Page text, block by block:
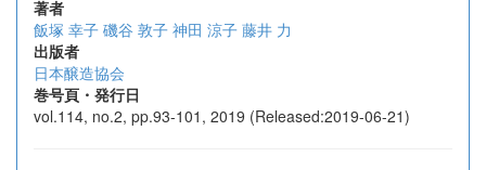
著者
飯塚 幸子 磯谷 敦子 神田 涼子 藤井 力
出版者
日本醸造協会
巻号頁・発行日
vol.114, no.2, pp.93-101, 2019 (Released:2019-06-21)